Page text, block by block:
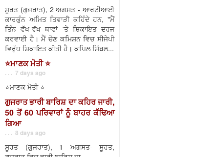
ਸੂਰਤ (ਗੁਜਰਾਤ), 2 ਅਗਸਤ - ਆਰਟੀਆਈ
ਕਾਰਕੁੰਨ ਅਮਿਤ ਤਿਵਾੜੀ ਕਹਿੰਦੇ ਹਨ, "ਮੈਂ
ਤਿੰਨ ਵੱਖ-ਵੱਖ ਥਾਵਾਂ 'ਤੇ ਸ਼ਿਕਾਇਤ ਦਰਜ
ਕਰਵਾਈ ਹੈ। ਮੈਂ ਚੋਣ ਕਮਿਸ਼ਨ ਵਿਚ ਸੀਜੇਪੀ
ਵਿਰੁੱਧ ਸ਼ਿਕਾਇਤ ਕੀਤੀ ਹੈ। ਕਪਿਲ ਸਿੱਬਲ...
⭐️ਮਾਣਕ ਮੋਤੀ ⭐️
. . . 7 days ago
⭐️ਮਾਣਕ ਮੋਤੀ ⭐️
ਗੁਜਰਾਤ ਭਾਰੀ ਬਾਰਿਸ਼ ਦਾ ਕਹਿਰ ਜਾਰੀ,
50 ਤੋਂ 60 ਪਰਿਵਾਰਾਂ ਨੂੰ ਬਾਹਰ ਕੱਢਿਆ
ਗਿਆ
. . . 8 days ago
ਸੂਰਤ (ਗੁਜਰਾਤ), 1 ਅਗਸਤ- ਸੂਰਤ,